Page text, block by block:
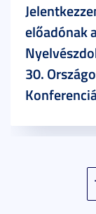
előadónak
30.